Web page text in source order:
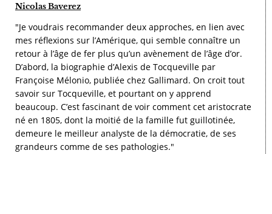
Nicolas Baverez
"Je voudrais recommander deux approches, en lien avec
mes réflexions sur l’Amérique, qui semble connaître un
retour à l’âge de fer plus qu’un avènement de l’âge d’or.
D’abord, la biographie d’Alexis de Tocqueville par
Françoise Mélonio, publiée chez Gallimard. On croit tout
savoir sur Tocqueville, et pourtant on y apprend
beaucoup. C’est fascinant de voir comment cet aristocrate
né en 1805, dont la moitié de la famille fut guillotinée,
demeure le meilleur analyste de la démocratie, de ses
grandeurs comme de ses pathologies."